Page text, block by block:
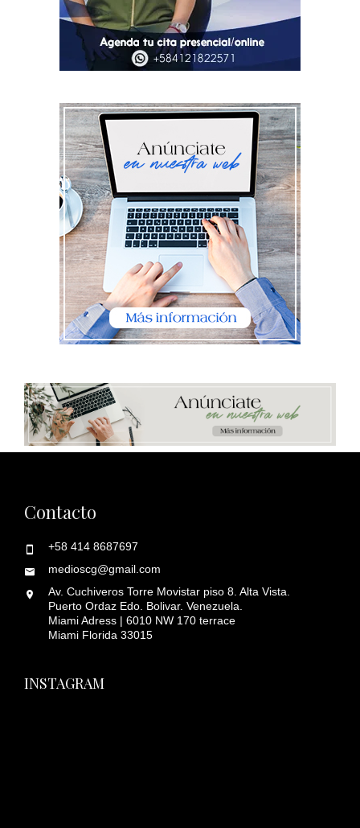
Contacto
+58 414 8687697
medioscg@gmail.com
Av. Cuchiveros Torre Movistar piso 8. Alta Vista.
Puerto Ordaz Edo. Bolivar. Venezuela.
Miami Adress | 6010 NW 170 terrace
Miami Florida 33015
INSTAGRAM